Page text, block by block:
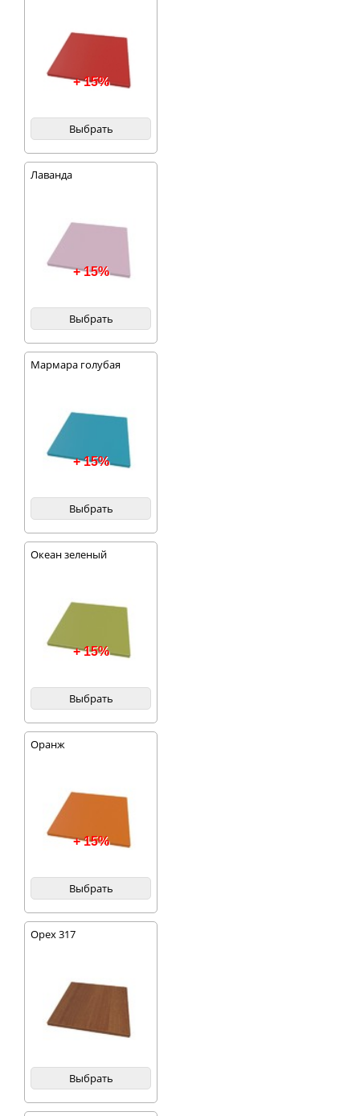
+ 15%
Выбрать
Лаванда
+ 15%
Выбрать
Мармара голубая
+ 15%
Выбрать
Океан зеленый
+ 15%
Выбрать
Оранж
+ 15%
Выбрать
Орех 317
Выбрать